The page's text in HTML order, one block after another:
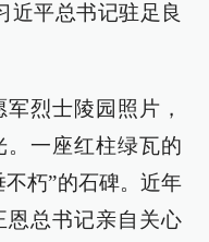
近平总书记驻足良
烈士陵园照片，
。一座红柱绿瓦的
朽”的石碑。近年
恩总书记亲自关心